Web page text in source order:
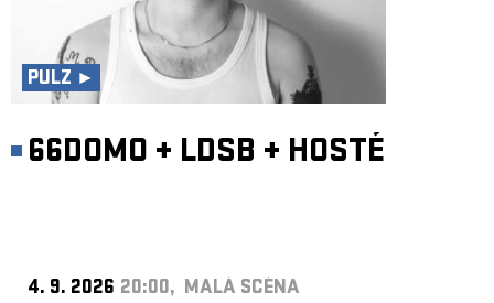
PULZ ►
66DOMO + LDSB + HOSTÉ
4. 9. 2026 20:00, MALÁ SCÉNA